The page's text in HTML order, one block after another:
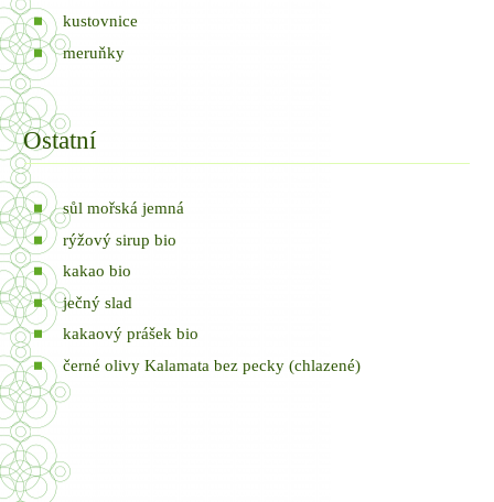
kustovnice
meruňky
Ostatní
sůl mořská jemná
rýžový sirup bio
kakao bio
ječný slad
kakaový prášek bio
černé olivy Kalamata bez pecky (chlazené)